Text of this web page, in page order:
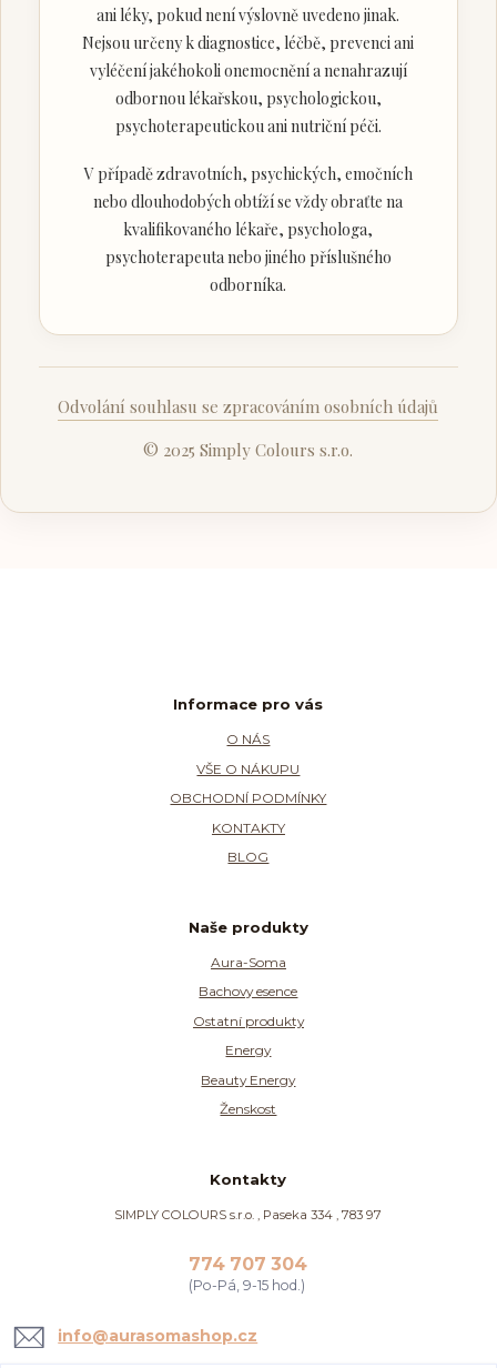
ani léky, pokud není výslovně uvedeno jinak.
Nejsou určeny k diagnostice, léčbě, prevenci ani
vyléčení jakéhokoli onemocnění a nenahrazují
odbornou lékařskou, psychologickou,
psychoterapeutickou ani nutriční péči.
V případě zdravotních, psychických, emočních
nebo dlouhodobých obtíží se vždy obraťte na
kvalifikovaného lékaře, psychologa,
psychoterapeuta nebo jiného příslušného
odborníka.
Odvolání souhlasu se zpracováním osobních údajů
© 2025 Simply Colours s.r.o.
Informace pro vás
O NÁS
VŠE O NÁKUPU
OBCHODNÍ PODMÍNKY
KONTAKTY
BLOG
Naše produkty
Aura-Soma
Bachovy esence
Ostatní produkty
Energy
Beauty Energy
Ženskost
Kontakty
SIMPLY COLOURS s.r.o. , Paseka 334 , 783 97
774 707 304
(Po-Pá, 9-15 hod.)
info@aurasomashop.cz